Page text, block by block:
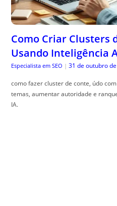
Como Criar Clusters
Usando Inteligência
Especialista em SEO | 31 de outubro
como fazer cluster de conte, údo
temas, aumentar autoridade e
IA.